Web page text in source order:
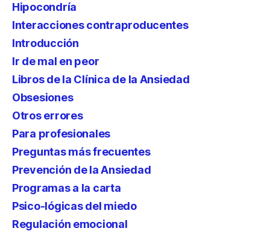
Hipocondría
Interacciones contraproducentes
Introducción
Ir de mal en peor
Libros de la Clínica de la Ansiedad
Obsesiones
Otros errores
Para profesionales
Preguntas más frecuentes
Prevención de la Ansiedad
Programas a la carta
Psico-lógicas del miedo
Regulación emocional